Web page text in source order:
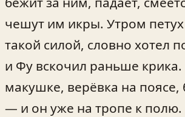
чешут им икры. Утром
такой силой, словно хотел
и Фу вскочил раньше
макушке, верёвка на поясе,
— и он уже на тропе к полю.